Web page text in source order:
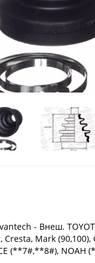
- Внеш.
Cresta, Mark
(**7#,**8#), NOAH